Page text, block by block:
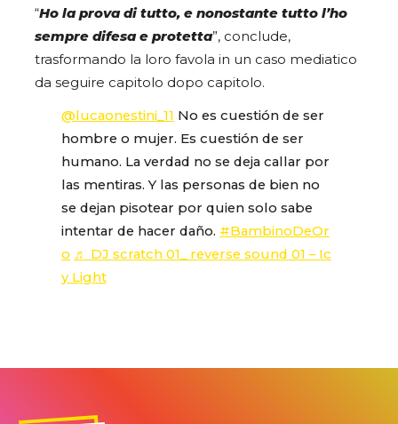
“Ho la prova di tutto, e nonostante tutto l’ho
sempre difesa e protetta”, conclude,
trasformando la loro favola in un caso mediatico
da seguire capitolo dopo capitolo.
@lucaonestini_11 No es cuestión de ser
hombre o mujer. Es cuestión de ser
humano. La verdad no se deja callar por
las mentiras. Y las personas de bien no
se dejan pisotear por quien solo sabe
intentar de hacer daño. #BambinoDeOr
o ♬ DJ scratch 01_ reverse sound 01 – Ic
y Light